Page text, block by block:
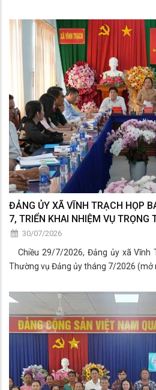
ĐẢNG ỦY XÃ VĨNH TRẠCH HỌP
7, TRIỂN KHAI NHIỆM VỤ TRỌNG
30/07/2026
Chiều 29/7/2026, Đảng ủy xã Vĩnh
Thường vụ Đảng ủy tháng 7/2026 (mở